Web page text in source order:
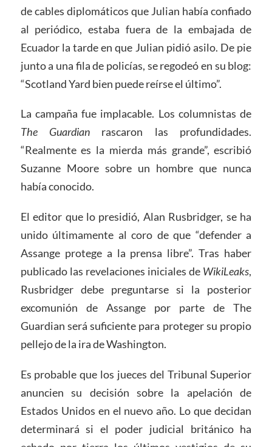
de cables diplomáticos que Julian había confiado
al periódico, estaba fuera de la embajada de
Ecuador la tarde en que Julian pidió asilo. De pie
junto a una fila de policías, se regodeó en su blog:
“Scotland Yard bien puede reírse el último”.
La campaña fue implacable. Los columnistas de
The Guardian rascaron las profundidades.
“Realmente es la mierda más grande”, escribió
Suzanne Moore sobre un hombre que nunca
había conocido.
El editor que lo presidió, Alan Rusbridger, se ha
unido últimamente al coro de que “defender a
Assange protege a la prensa libre”. Tras haber
publicado las revelaciones iniciales de WikiLeaks,
Rusbridger debe preguntarse si la posterior
excomunión de Assange por parte de The
Guardian será suficiente para proteger su propio
pellejo de la ira de Washington.
Es probable que los jueces del Tribunal Superior
anuncien su decisión sobre la apelación de
Estados Unidos en el nuevo año. Lo que decidan
determinará si el poder judicial británico ha